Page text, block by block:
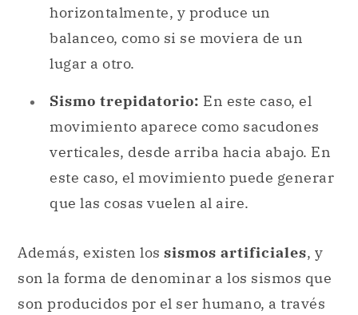
horizontalmente, y produce un
balanceo, como si se moviera de un
lugar a otro.
Sismo trepidatorio: En este caso, el
movimiento aparece como sacudones
verticales, desde arriba hacia abajo. En
este caso, el movimiento puede generar
que las cosas vuelen al aire.
Además, existen los sismos artificiales, y
son la forma de denominar a los sismos que
son producidos por el ser humano, a través